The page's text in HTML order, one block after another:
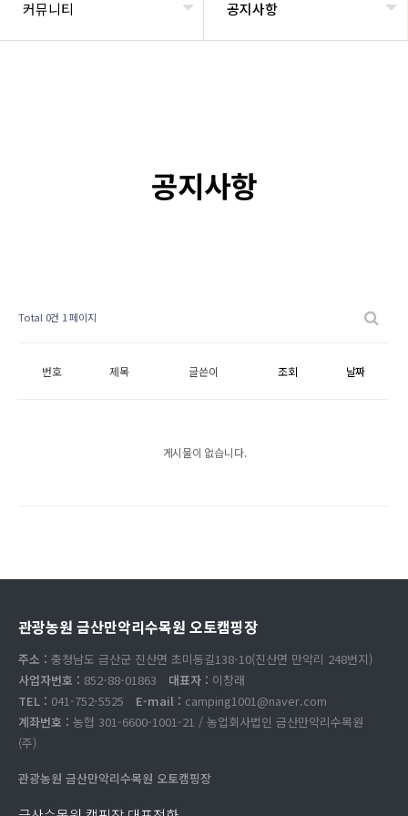
커뮤니티 공지사항
공지사항
Total 0건 1 페이지
번호 제목 글쓴이 조회 날짜
게시물이 없습니다.
관광농원 금산만악리수목원 오토캠핑장
주소 : 충청남도 금산군 진산면 초미동길138-10(진산면 만악리 248번지)
사업자번호 : 852-88-01863 대표자 : 이창래
TEL : 041-752-5525 E-mail : camping1001@naver.com
계좌번호 : 농협 301-6600-1001-21 / 농업회사법인 금산만악리수목원
(주)
관광농원 금산만악리수목원 오토캠핑장